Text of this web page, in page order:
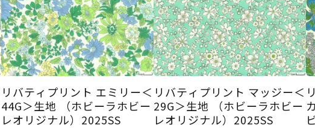
リバティプリント エミリー＜
44G＞生地 （ホビーラホビー
レオリジナル）2025SS
リバティプリント マッジー＜
29G＞生地 （ホビーラホビー
レオリジナル）2025SS